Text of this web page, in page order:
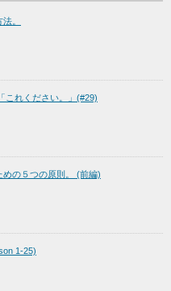
。
これください。」(#29)
めの５つの原則。 (前編)
1-25)